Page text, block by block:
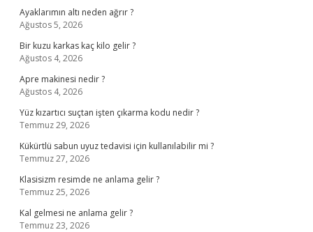
Ayaklarımın altı neden ağrır ?
Ağustos 5, 2026
Bir kuzu karkas kaç kilo gelir ?
Ağustos 4, 2026
Apre makinesi nedir ?
Ağustos 4, 2026
Yüz kızartıcı suçtan işten çıkarma kodu nedir ?
Temmuz 29, 2026
Kükürtlü sabun uyuz tedavisi için kullanılabilir mi ?
Temmuz 27, 2026
Klasisizm resimde ne anlama gelir ?
Temmuz 25, 2026
Kal gelmesi ne anlama gelir ?
Temmuz 23, 2026